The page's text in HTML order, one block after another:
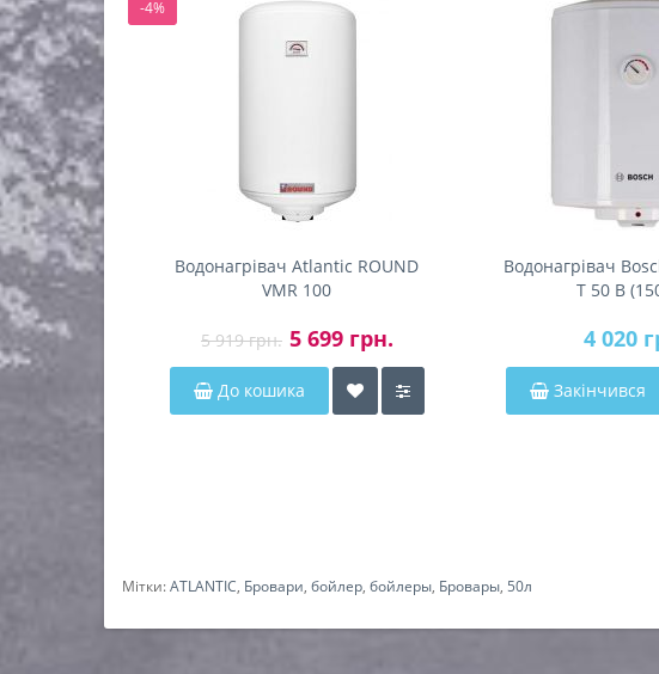
-4%
Водонагрівач Atlantic ROUND
VMR 100
5 919 грн. 5 699 грн.
До кошика
Водонагрівач
T 50 B
4 020
Закінчився
Мітки:ATLANTIC, Бровари, бойлер, бойлеры, Бровары, 50л